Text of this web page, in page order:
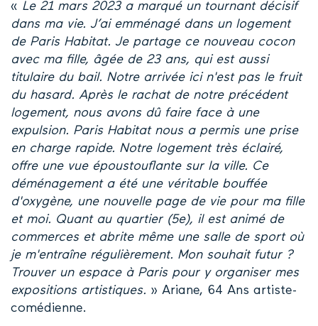
« Le 21 mars 2023 a marqué un tournant décisif
dans ma vie. J’ai emménagé dans un logement
de Paris Habitat. Je partage ce nouveau cocon
avec ma fille, âgée de 23 ans, qui est aussi
titulaire du bail. Notre arrivée ici n'est pas le fruit
du hasard. Après le rachat de notre précédent
logement, nous avons dû faire face à une
expulsion. Paris Habitat nous a permis une prise
en charge rapide. Notre logement très éclairé,
offre une vue époustouflante sur la ville. Ce
déménagement a été une véritable bouffée
d'oxygène, une nouvelle page de vie pour ma fille
et moi. Quant au quartier (5e), il est animé de
commerces et abrite même une salle de sport où
je m'entraîne régulièrement. Mon souhait futur ?
Trouver un espace à Paris pour y organiser mes
expositions artistiques. » Ariane, 64 Ans artiste-
comédienne.